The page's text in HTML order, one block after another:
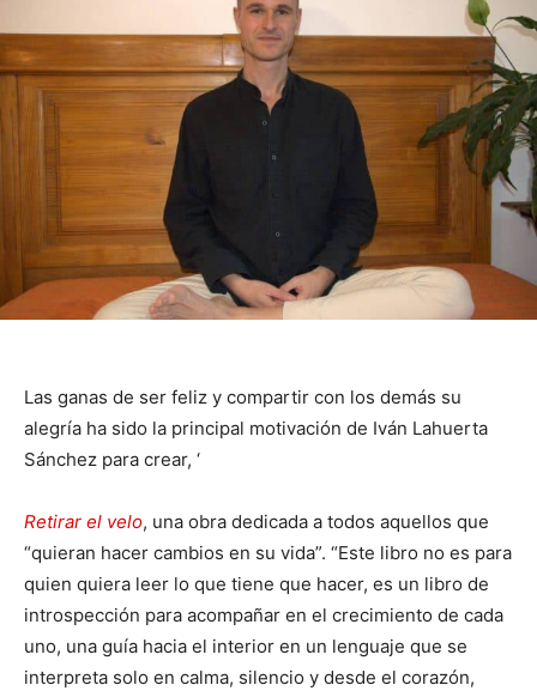
Las ganas de ser feliz y compartir con los demás su
alegría ha sido la principal motivación de Iván Lahuerta
Sánchez para crear, ‘
Retirar el velo, una obra dedicada a todos aquellos que
“quieran hacer cambios en su vida”. “Este libro no es para
quien quiera leer lo que tiene que hacer, es un libro de
introspección para acompañar en el crecimiento de cada
uno, una guía hacia el interior en un lenguaje que se
interpreta solo en calma, silencio y desde el corazón,